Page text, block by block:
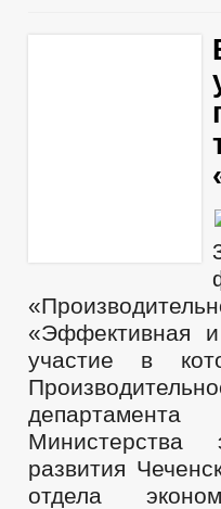
Обзоры обращений
Порядок рассмотрения
Регламент рассмотрения
«Эффективная
участие в
Министерства
развития
отдела